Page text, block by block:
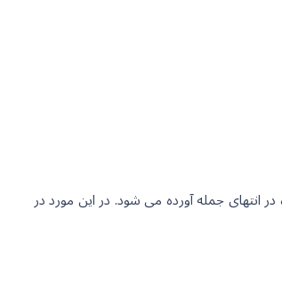
انتهای جمله آورده می شود. در این مورد در